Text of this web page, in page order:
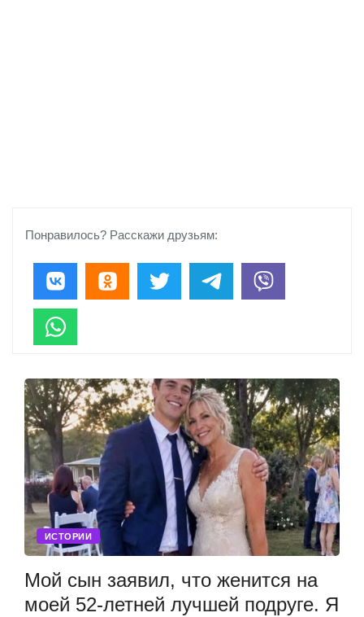
Понравилось? Расскажи друзьям:
ИСТОРИИ
Мой сын заявил, что женится на
моей 52-летней лучшей подруге. Я